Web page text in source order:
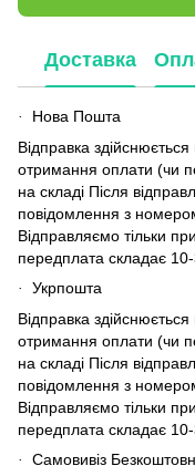
Доставка
·
Нова Пошта
Відправка
отримання оплати (чи
на складі Після
повідомлення з
Відправляємо тільки
передплата складає
·
Укрпошта
Відправка
отримання оплати (чи
на складі Після
повідомлення з
Відправляємо тільки
передплата складає
·
Самовивіз